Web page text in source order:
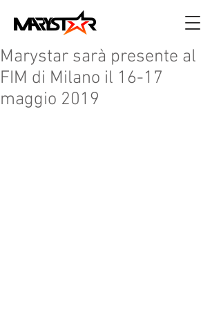
Marystar sarà presente al
FIM di Milano il 16-17
maggio 2019